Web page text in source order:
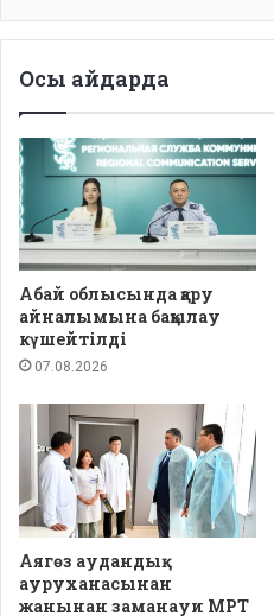
Осы айдарда
Абай облысында қару
айналымына бақылау
күшейтілді
07.08.2026
Аягөз аудандық
ауруханасынан
жанынан заманауи МРТ